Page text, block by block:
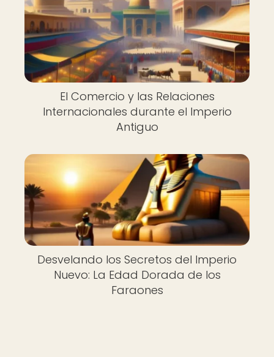
El Comercio y las Relaciones
Internacionales durante el Imperio
Antiguo
Desvelando los Secretos del Imperio
Nuevo: La Edad Dorada de los
Faraones